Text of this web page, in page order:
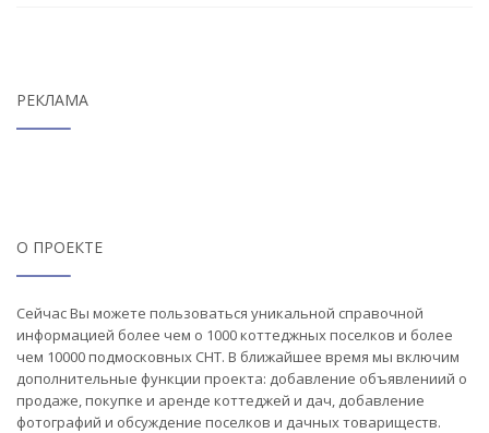
РЕКЛАМА
О ПРОЕКТЕ
Сейчас Вы можете пользоваться уникальной справочной
информацией более чем о 1000 коттеджных поселков и более
чем 10000 подмосковных СНТ. В ближайшее время мы включим
дополнительные функции проекта: добавление объявлениий о
продаже, покупке и аренде коттеджей и дач, добавление
фотографий и обсуждение поселков и дачных товариществ.